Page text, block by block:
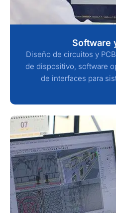
Software
Diseño de circuitos y
de dispositivo, software
de interfaces para